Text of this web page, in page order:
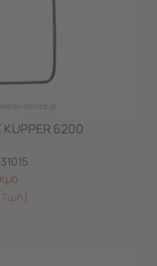
6200